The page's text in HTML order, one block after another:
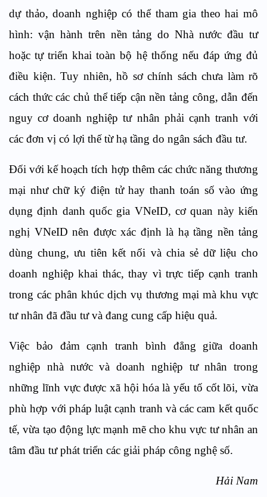
dự thảo, doanh nghiệp có thể tham gia theo hai mô
hình: vận hành trên nền tảng do Nhà nước đầu tư
hoặc tự triển khai toàn bộ hệ thống nếu đáp ứng đủ
điều kiện. Tuy nhiên, hồ sơ chính sách chưa làm rõ
cách thức các chủ thể tiếp cận nền tảng công, dẫn đến
nguy cơ doanh nghiệp tư nhân phải cạnh tranh với
các đơn vị có lợi thế từ hạ tầng do ngân sách đầu tư.
Đối với kế hoạch tích hợp thêm các chức năng thương
mại như chữ ký điện tử hay thanh toán số vào ứng
dụng định danh quốc gia VNeID, cơ quan này kiến
nghị VNeID nên được xác định là hạ tầng nền tảng
dùng chung, ưu tiên kết nối và chia sẻ dữ liệu cho
doanh nghiệp khai thác, thay vì trực tiếp cạnh tranh
trong các phân khúc dịch vụ thương mại mà khu vực
tư nhân đã đầu tư và đang cung cấp hiệu quả.
Việc bảo đảm cạnh tranh bình đẳng giữa doanh
nghiệp nhà nước và doanh nghiệp tư nhân trong
những lĩnh vực được xã hội hóa là yếu tố cốt lõi, vừa
phù hợp với pháp luật cạnh tranh và các cam kết quốc
tế, vừa tạo động lực mạnh mẽ cho khu vực tư nhân an
tâm đầu tư phát triển các giải pháp công nghệ số.
Hải Nam